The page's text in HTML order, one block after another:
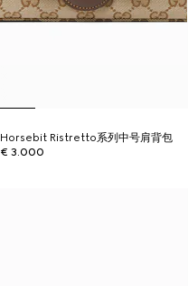
Horsebit Ristretto系列中号肩背包
€ 3.000